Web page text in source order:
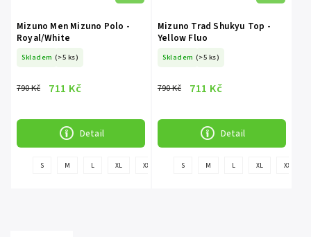
Mizuno Men Mizuno Polo -
Royal/White
Skladem (>5 ks)
790 Kč 711 Kč
Detail
S M L XL XXL
další
Mizuno Trad Shukyu Top -
Yellow Fluo
Skladem (>5 ks)
790 Kč 711 Kč
Detail
S M L XL XXL